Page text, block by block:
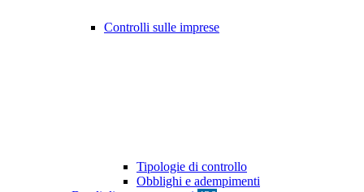
Controlli sulle imprese
Tipologie di controllo
Obblighi e adempimenti